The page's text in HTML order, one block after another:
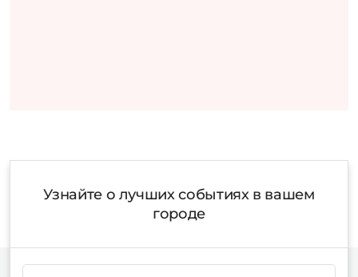
Узнайте о лучших событиях в вашем
городе